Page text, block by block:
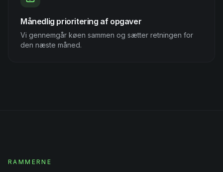
Månedlig prioritering af opgaver
Vi gennemgår køen sammen og sætter retningen for
den næste måned.
RAMMERNE